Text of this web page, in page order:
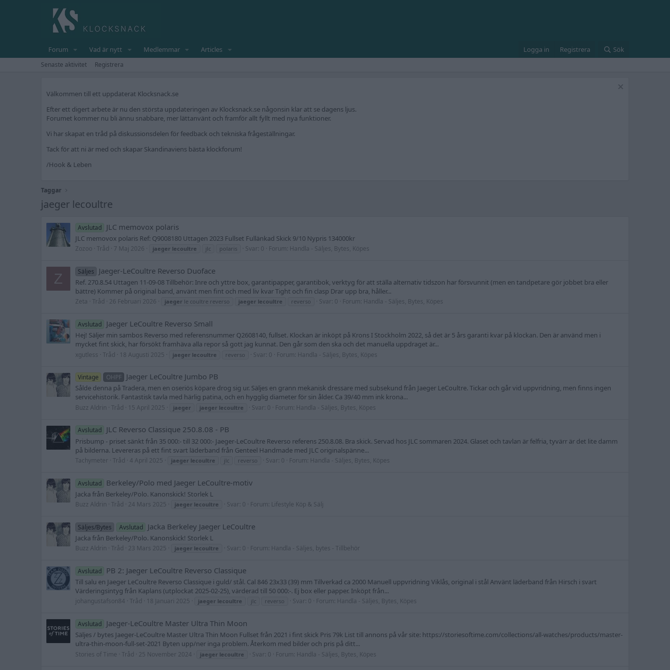
Forum Vad är nytt Medlemmar Articles Logga in Registrera Sök
Senaste aktivitet Registrera
Välkommen till ett uppdaterat Klocksnack.se
Efter ett digert arbete är nu den största uppdateringen av Klocksnack.se någonsin klar att se dagens ljus.
Forumet kommer nu bli ännu snabbare, mer lättanvänt och framför allt fyllt med nya funktioner.
Vi har skapat en tråd på diskussionsdelen för feedback och tekniska frågeställningar.
Tack för att ni är med och skapar Skandinaviens bästa klockforum!
/Hook & Leben
Taggar
jaeger lecoultre
Avslutad JLC memovox polaris
JLC memovox polaris Ref: Q9008180 Uttagen 2023 Fullset Fullänkad Skick 9/10 Nypris 134000kr
Zozoo Tråd 7 Maj 2026 jaeger lecoultre jlc polaris Svar: 0 Forum: Handla - Säljes, Bytes, Köpes
Z Säljes Jaeger-LeCoultre Reverso Duoface
Ref. 270.8.54 Uttagen 11-09-08 Tillbehör: Inre och yttre box, garantipapper, garantibok, verktyg för att ställa alternativ tidszon har försvunnit (men en tandpetare gör jobbet bra eller
bättre) Kommer på original band, använt men fint och med liv kvar Tight och fin clasp Drar upp bra, håller...
Zeta Tråd 26 Februari 2026 jaeger le coultre reverso jaeger lecoultre reverso Svar: 0 Forum: Handla - Säljes, Bytes, Köpes
Avslutad Jaeger LeCoultre Reverso Small
Hej! Säljer min sambos Reverso med referensnummer Q2608140, fullset. Klockan är inköpt på Krons I Stockholm 2022, så det är 5 års garanti kvar på klockan. Den är använd men i
mycket fint skick, har försökt framhäva alla repor så gott jag kunnat. Den går som den ska och det manuella uppdraget är...
xgutless Tråd 18 Augusti 2025 jaeger lecoultre reverso Svar: 0 Forum: Handla - Säljes, Bytes, Köpes
Vintage OHPF Jaeger LeCoultre Jumbo PB
Sålde denna på Tradera, men en oseriös köpare drog sig ur. Säljes en grann mekanisk dressare med subsekund från Jaeger LeCoultre. Tickar och går vid uppvridning, men finns ingen
servicehistorik. Fantastisk tavla med härlig patina, och en hygglig diameter för sin ålder. Ca 39/40 mm ink krona...
Buzz Aldrin Tråd 15 April 2025 jaeger jaeger lecoultre Svar: 0 Forum: Handla - Säljes, Bytes, Köpes
Avslutad JLC Reverso Classique 250.8.08 - PB
Prisbump - priset sänkt från 35 000:- till 32 000:- Jaeger-LeCoultre Reverso referens 250.8.08. Bra skick. Servad hos JLC sommaren 2024. Glaset och tavlan är felfria, tyvärr är det lite damm
på bilderna. Levereras på ett fint svart läderband från Genteel Handmade med JLC originalspänne...
Tachymeter Tråd 4 April 2025 jaeger lecoultre jlc reverso Svar: 0 Forum: Handla - Säljes, Bytes, Köpes
Avslutad Berkeley/Polo med Jaeger LeCoultre-motiv
Jacka från Berkeley/Polo. Kanonskick! Storlek L
Buzz Aldrin Tråd 24 Mars 2025 jaeger lecoultre Svar: 0 Forum: Lifestyle Köp & Sälj
Säljes/Bytes Avslutad Jacka Berkeley Jaeger LeCoultre
Jacka från Berkeley/Polo. Kanonskick! Storlek L
Buzz Aldrin Tråd 23 Mars 2025 jaeger lecoultre Svar: 0 Forum: Handla - Säljes, bytes - Tillbehör
Avslutad PB 2: Jaeger LeCoultre Reverso Classique
Till salu en Jaeger LeCoultre Reverso Classique i guld/ stål. Cal 846 23x33 (39) mm Tillverkad ca 2000 Manuell uppvridning Viklås, original i stål Använt läderband från Hirsch i svart
Värderingsintyg från Kaplans (utplockat 2025-02-25), värderad till 50 000:-. Ej box eller papper. Inköpt från...
johangustafson84 Tråd 18 Januari 2025 jaeger lecoultre jlc reverso Svar: 0 Forum: Handla - Säljes, Bytes, Köpes
Avslutad Jaeger-LeCoultre Master Ultra Thin Moon
Säljes / bytes Jaeger-LeCoultre Master Ultra Thin Moon Fullset från 2021 i fint skick Pris 79k List till annons på vår site: https://storiesoftime.com/collections/all-watches/products/master-
ultra-thin-moon-full-set-2021 Byten upp/ner inga problem. Återkom med bilder och pris på ditt...
Stories of Time Tråd 25 November 2024 jaeger lecoultre Svar: 0 Forum: Handla - Säljes, Bytes, Köpes